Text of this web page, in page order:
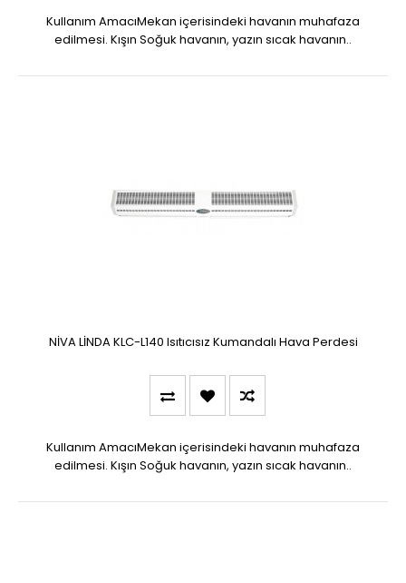
Kullanım AmacıMekan içerisindeki havanın muhafaza
edilmesi. Kışın Soğuk havanın, yazın sıcak havanın..
NİVA LİNDA KLC-L140 Isıtıcısız Kumandalı Hava Perdesi
Kullanım AmacıMekan içerisindeki havanın muhafaza
edilmesi. Kışın Soğuk havanın, yazın sıcak havanın..